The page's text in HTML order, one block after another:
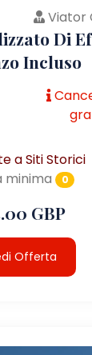
Viator
Di
Incluso
a Siti Storici
minima
0
GBP
Offerta